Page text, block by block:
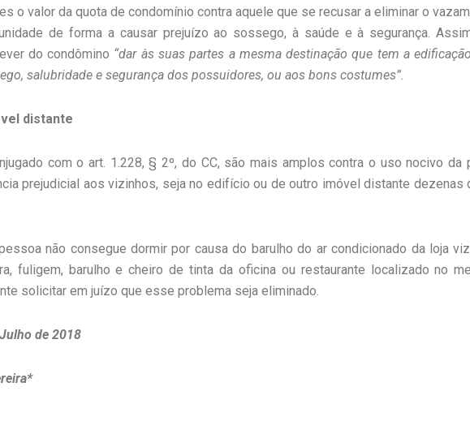
o valor da quota de condomínio contra aquele que se recusar a eliminar o
de forma a causar prejuízo ao sossego, à saúde e à segurança.
do condômino “dar às suas partes a mesma destinação que tem a
salubridade e segurança dos possuidores, ou aos bons costumes”.
distante
com o art. 1.228, § 2º, do CC, são mais amplos contra o uso nocivo da
prejudicial aos vizinhos, seja no edifício ou de outro imóvel distante dezenas
não consegue dormir por causa do barulho do ar condicionado da loja
fuligem, barulho e cheiro de tinta da oficina ou restaurante localizado no
solicitar em juízo que esse problema seja eliminado.
de 2018